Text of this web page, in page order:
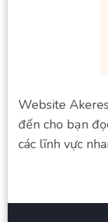
Website
đến cho bạn
các lĩnh vực